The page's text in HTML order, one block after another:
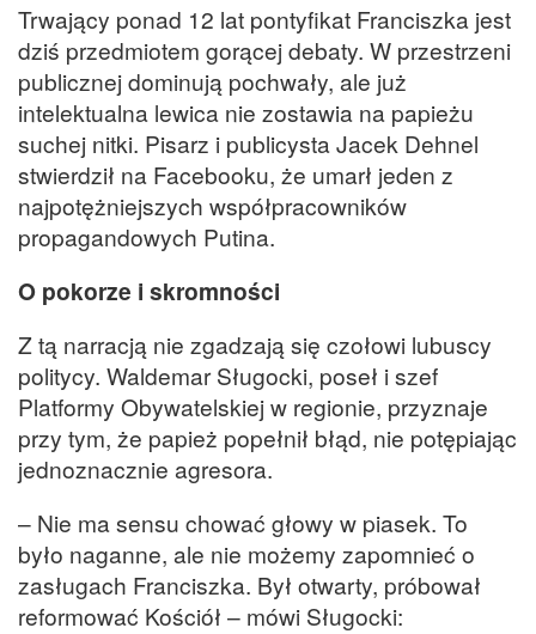
Trwający ponad 12 lat pontyfikat Franciszka jest
dziś przedmiotem gorącej debaty. W przestrzeni
publicznej dominują pochwały, ale już
intelektualna lewica nie zostawia na papieżu
suchej nitki. Pisarz i publicysta Jacek Dehnel
stwierdził na Facebooku, że umarł jeden z
najpotężniejszych współpracowników
propagandowych Putina.
O pokorze i skromności
Z tą narracją nie zgadzają się czołowi lubuscy
politycy. Waldemar Sługocki, poseł i szef
Platformy Obywatelskiej w regionie, przyznaje
przy tym, że papież popełnił błąd, nie potępiając
jednoznacznie agresora.
– Nie ma sensu chować głowy w piasek. To
było naganne, ale nie możemy zapomnieć o
zasługach Franciszka. Był otwarty, próbował
reformować Kościół – mówi Sługocki: